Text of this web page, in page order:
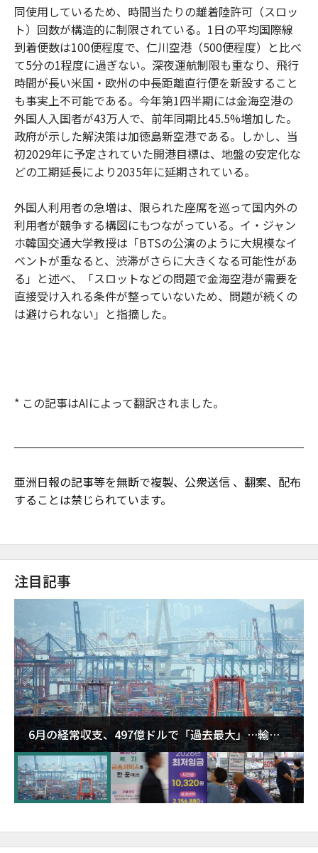
同使用しているため、時間当たりの離着陸許可（スロッ
ト）回数が構造的に制限されている。1日の平均国際線
到着便数は100便程度で、仁川空港（500便程度）と比べ
て5分の1程度に過ぎない。深夜運航制限も重なり、飛行
時間が長い米国・欧州の中長距離直行便を新設すること
も事実上不可能である。今年第1四半期には金海空港の
外国人入国者が43万人で、前年同期比45.5%増加した。
政府が示した解決策は加徳島新空港である。しかし、当
初2029年に予定されていた開港目標は、地盤の安定化な
どの工期延長により2035年に延期されている。
外国人利用者の急増は、限られた座席を巡って国内外の
利用者が競争する構図にもつながっている。イ・ジャン
ホ韓国交通大学教授は「BTSの公演のように大規模なイ
ベントが重なると、渋滞がさらに大きくなる可能性があ
る」と述べ、「スロットなどの問題で金海空港が需要を
直接受け入れる条件が整っていないため、問題が続くの
は避けられない」と指摘した。
* この記事はAIによって翻訳されました。
亜洲日報の記事等を無断で複製、公衆送信 、翻案、配布
することは禁じられています。
注目記事
6月の経常収支、497億ドルで「過去最大」…輸出
が初の1000億ドル突破